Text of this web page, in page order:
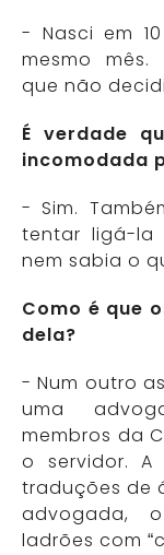
- Nasci em
mesmo mês.
que não
É verdade
incomodada
- Sim.
tentar ligá-la
nem sabia o
Como é que
dela?
- Num outro
uma
membros da
o servidor.
traduções de
advogada,
ladrões com